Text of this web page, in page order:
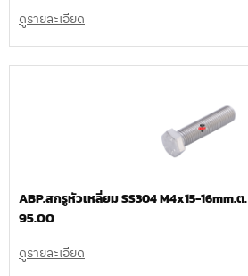
ดูรายละเอียด
ABP.สกรูหัวเหลี่ยม SS304 M4x15-16mm.ต.
95.00
ดูรายละเอียด